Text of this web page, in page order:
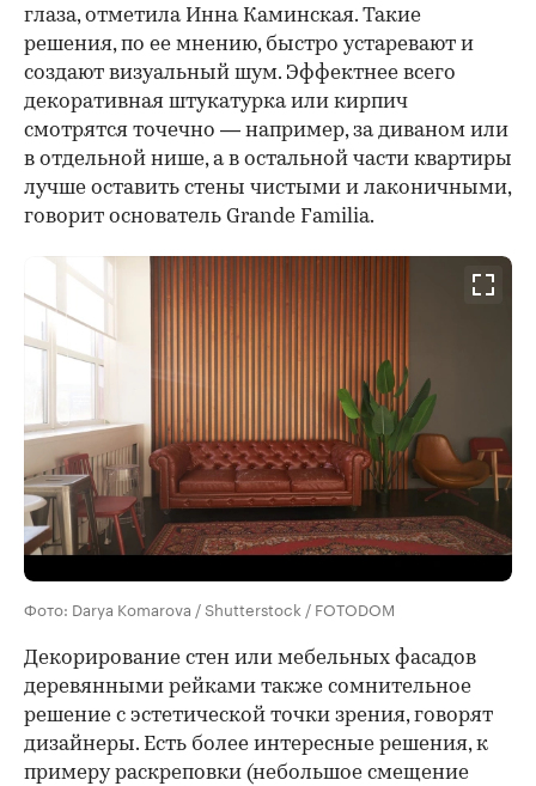
глаза, отметила Инна Каминская. Такие
решения, по ее мнению, быстро устаревают и
создают визуальный шум. Эффектнее всего
декоративная штукатурка или кирпич
смотрятся точечно — например, за диваном или
в отдельной нише, а в остальной части квартиры
лучше оставить стены чистыми и лаконичными,
говорит основатель Grande Familia.
Фото: Darya Komarova / Shutterstock / FOTODOM
Декорирование стен или мебельных фасадов
деревянными рейками также сомнительное
решение с эстетической точки зрения, говорят
дизайнеры. Есть более интересные решения, к
примеру раскреповки (небольшое смещение